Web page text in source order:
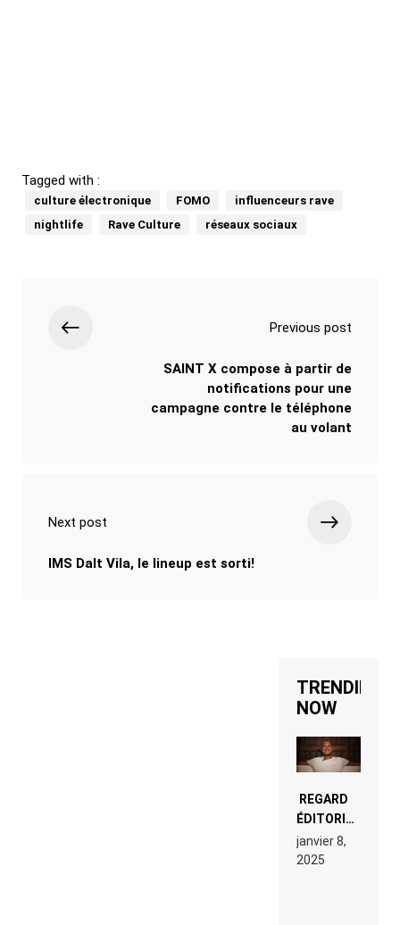
Tagged with :
culture électronique FOMO
influenceurs rave
nightlife
Rave Culture réseaux sociaux
Previous post
SAINT X compose à partir de
notifications pour une
campagne contre le téléphone
au volant
Next post
IMS Dalt Vila, le lineup est sorti!
TRENDING
NOW
REGARD
ÉDITORIAL
SUR JE
M’APPELLE
TIM
janvier 8,
2025